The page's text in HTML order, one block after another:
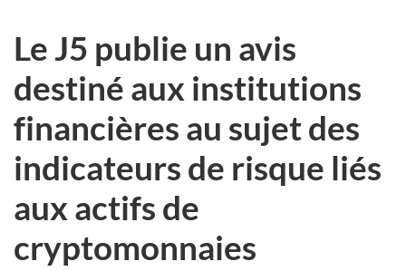
ici :
Le J5 publie un avis
destiné aux institutions
financières au sujet des
indicateurs de risque liés
aux actifs de
cryptomonnaies